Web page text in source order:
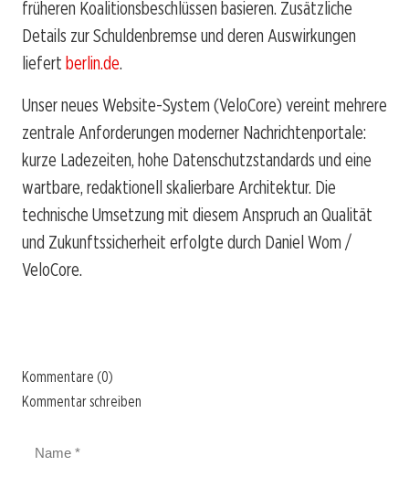
früheren Koalitionsbeschlüssen basieren. Zusätzliche
Details zur Schuldenbremse und deren Auswirkungen
liefert berlin.de.
Unser neues Website-System (VeloCore) vereint mehrere
zentrale Anforderungen moderner Nachrichtenportale:
kurze Ladezeiten, hohe Datenschutzstandards und eine
wartbare, redaktionell skalierbare Architektur. Die
technische Umsetzung mit diesem Anspruch an Qualität
und Zukunftssicherheit erfolgte durch Daniel Wom /
VeloCore.
Kommentare (0)
Kommentar schreiben